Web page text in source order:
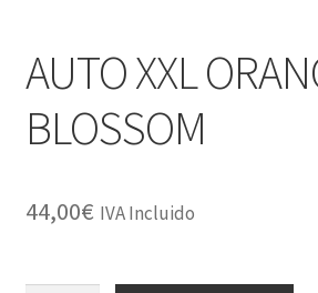
AUTO XXL
BLOSSOM
44,00€ IVA Incluido